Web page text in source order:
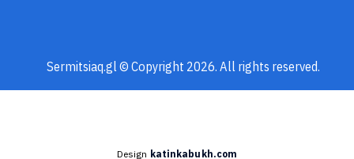
Sermitsiaq.gl © Copyright 2026. All rights reserved.
Design katinkabukh.com